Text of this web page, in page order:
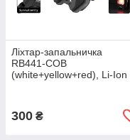
Ліхтар-запальничка
RB441-COB
(white+yellow+red), Li-Ion
300 ₴